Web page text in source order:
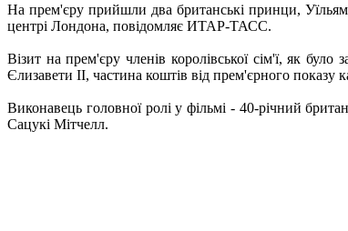
На прем'єру прийшли два британські принци,
центрі Лондона, повідомляє ИТАР-ТАСС.
Візит на прем'єру членів королівської сім'ї, як
Єлизавети II, частина коштів від прем'єрного показу
Виконавець головної ролі у фільмі - 40-річний
Сацукі Мітчелл.